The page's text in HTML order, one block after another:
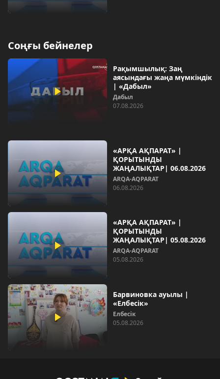
Соңғы бейнелер
Рақымшылық: Заң
аясындағы жаңа мүмкіндік
| «Дабыл»
Дабыл
07.08.2026
«АРҚА АҚПАРАТ» |
ҚОРЫТЫНДЫ
ЖАҢАЛЫҚТАР| 06.08.2026
ARQA-AQPARAT
06.08.2026
«АРҚА АҚПАРАТ» |
ҚОРЫТЫНДЫ
ЖАҢАЛЫҚТАР| 05.08.2026
ARQA-AQPARAT
05.08.2026
Барвиновка ауылы |
«Елбесік»
Елбесік
05.08.2026